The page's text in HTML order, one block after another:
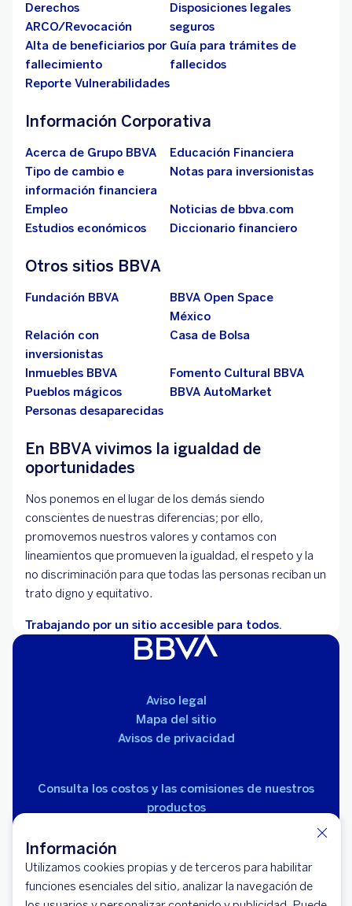
Información
Utilizamos cookies propias y de terceros para habilitar
funciones esenciales del sitio, analizar la navegación de
Derechos
ARCO/Revocación
Disposiciones legales
seguros
Alta de beneficiarios por
fallecimiento
Guía para trámites de
fallecidos
Reporte Vulnerabilidades
Información Corporativa
Acerca de Grupo BBVA
Educación Financiera
Tipo de cambio e
información financiera
Notas para inversionistas
Empleo
Noticias de bbva.com
Estudios económicos
Diccionario financiero
Otros sitios BBVA
Fundación BBVA
BBVA Open Space
México
Relación con
inversionistas
Casa de Bolsa
Inmuebles BBVA
Fomento Cultural BBVA
Pueblos mágicos
BBVA AutoMarket
Personas desaparecidas
En BBVA vivimos la igualdad de
oportunidades
Nos ponemos en el lugar de los demás siendo
conscientes de nuestras diferencias; por ello,
promovemos nuestros valores y contamos con
lineamientos que promueven la igualdad, el respeto y la
no discriminación para que todas las personas reciban un
trato digno y equitativo.
Trabajando por un sitio accesible para todos.
Aviso legal
Mapa del sitio
Avisos de privacidad
Consulta los costos y las comisiones de nuestros
productos